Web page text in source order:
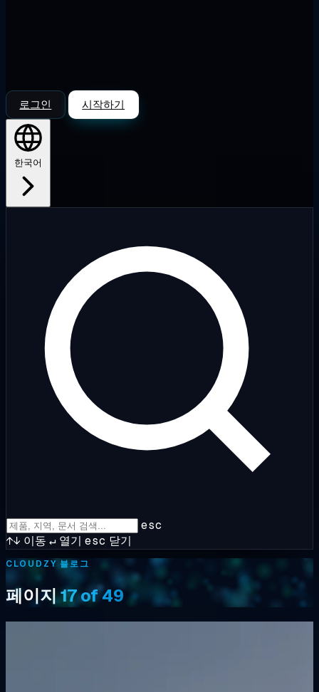
로그인 시작하기
한국어
esc
↑↓ 이동 ↵ 열기 esc 닫기
CLOUDZY 블로그
페이지17 of 49